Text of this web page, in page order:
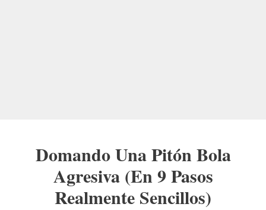
Domando Una Pitón Bola
Agresiva (En 9 Pasos
Realmente Sencillos)